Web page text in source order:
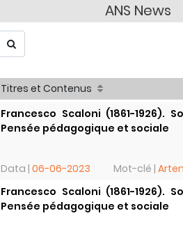
ANS News
Titres et Contenus
Francesco Scaloni (1861-
Pensée pédagogique et sociale
Data |06-06-2023 Mot-clé |
Francesco Scaloni (1861-
Pensée pédagogique et sociale